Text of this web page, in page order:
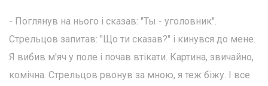
- Поглянув на нього і сказав: "Ты - уголовник".
Стрельцов запитав: "Що ти сказав?" і кинувся до мене.
Я вибив м'яч у поле і почав втікати. Картина, звичайно,
комічна. Стрельцов рвонув за мною, я теж біжу. І все